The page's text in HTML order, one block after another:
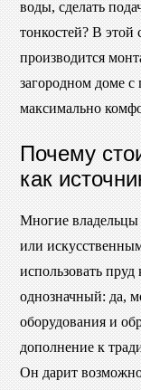
воды, сделать
тонкостей? В этой
производится
загородном доме
максимально
Почему
как
Многие владельцы
или
использовать
однозначный: да,
оборудования и
дополнение к
Он дарит